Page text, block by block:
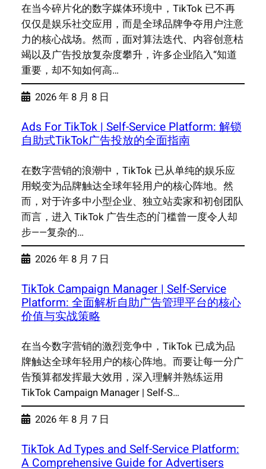
在当今碎片化的数字媒体环境中，TikTok 已不再
仅仅是娱乐社交应用，而是全球品牌争夺用户注意
力的核心战场。然而，面对算法迭代、内容创意枯
竭以及广告投放复杂度攀升，许多企业陷入“知道
重要，却不知如何高…
2026 年 8 月 8 日
Ads For TikTok | Self-Service Platform: 解锁
自助式TikTok广告投放的全面指南
在数字营销的浪潮中，TikTok 已从单纯的娱乐应
用蜕变为品牌触达全球年轻用户的核心阵地。然
而，对于许多中小型企业、独立站卖家和初创团队
而言，进入 TikTok 广告生态的门槛曾一度令人却
步——复杂的…
2026 年 8 月 7 日
TikTok Campaign Manager | Self-Service
Platform: 全面解析自助广告管理平台的核心
价值与实战策略
在当今数字营销的激烈竞争中，TikTok 已成为品
牌触达全球年轻用户的核心阵地。而要让每一分广
告预算都发挥最大效用，深入理解并熟练运用
TikTok Campaign Manager | Self-S…
2026 年 8 月 7 日
TikTok Ad Types and Self-Service Platform:
A Comprehensive Guide for Advertisers